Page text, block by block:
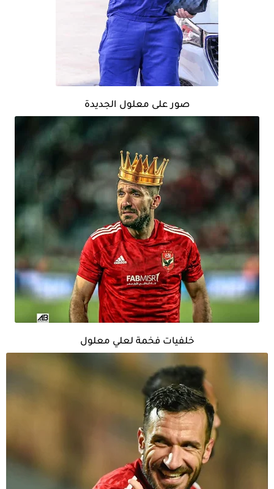
صور على معلول الجديدة
خلفيات فخمة لعلي معلول